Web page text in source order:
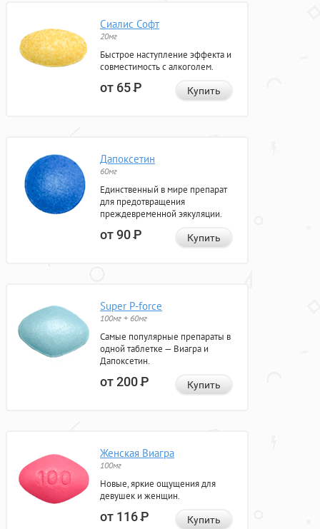
Сиалис Софт
20мг
Быстрое наступление эффекта и
совместимость с алкоголем.
от 65Р Купить
Дапоксетин
60мг
Единственный в мире препарат
для предотвращения
преждевременной эякуляции.
от 90Р Купить
Super P-force
100мг + 60мг
Самые популярные препараты в
одной таблетке — Виагра и
Дапоксетин.
от 200Р Купить
Женская Виагра
100мг
Новые, яркие ощущения для
девушек и женщин.
от 116Р Купить